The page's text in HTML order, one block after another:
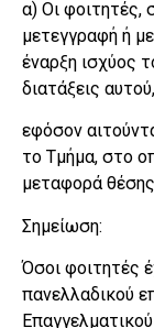
α) Oι φοιτητές,
μετεγγραφή ή
έναρξη ισχύος
διατάξεις αυτού,
εφόσον
το Τμήμα, στο
μεταφορά
Σημείωση:
Όσοι φοιτητές
πανελλαδικού